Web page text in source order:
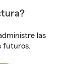
las
futuros.